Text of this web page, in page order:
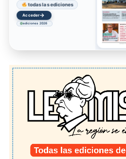
todas las ediciones
Acceder→
ediciones 2026